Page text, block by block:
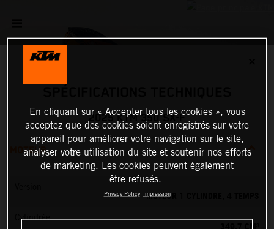
2025 KTM 350 SX-F
MOTEUR
MOTEUR 1 CYLINDRE, 4 TEMPS
Cylindrée
En cliquant sur « Accepter tous les cookies », vous
acceptez que des cookies soient enregistrés sur votre
appareil pour améliorer votre navigation sur le site,
analyser votre utilisation du site et soutenir nos efforts
de marketing. Les cookies peuvent également
être refusés.
Privacy Policy Impression